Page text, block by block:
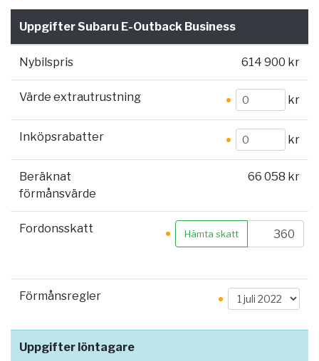
Uppgifter Subaru E-Outback Business
Nybilspris 614 900 kr
Värde extrautrustning kr
Inköpsrabatter kr
Beräknat
förmånsvärde
66 058 kr
Fordonsskatt Hämta skatt
Förmånsregler
Uppgifter löntagare